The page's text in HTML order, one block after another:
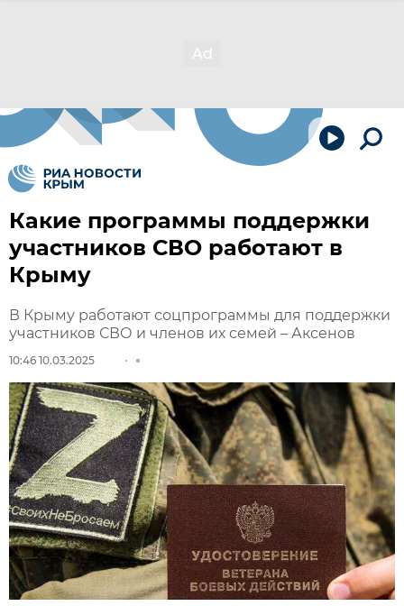
Какие программы поддержки
участников СВО работают в
Крыму
В Крыму работают соцпрограммы для поддержки
участников СВО и членов их семей – Аксенов
10:46 10.03.2025